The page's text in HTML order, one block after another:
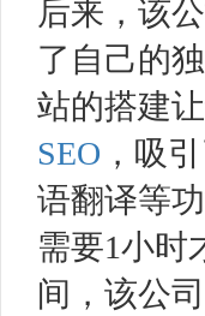
后来，该
了自己的
站的搭建
SEO ，吸
语翻译等
需要1小时
间，该公